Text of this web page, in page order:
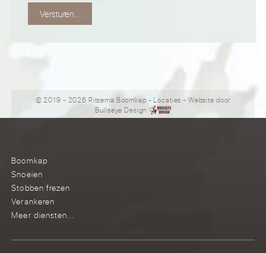
Versturen...
© 2019 - 2026 Ritsema Boomkap -Locaties - Website door
Bullseye Design
Boomkap
Snoeien
Stobben frezen
Verankeren
Meer diensten...